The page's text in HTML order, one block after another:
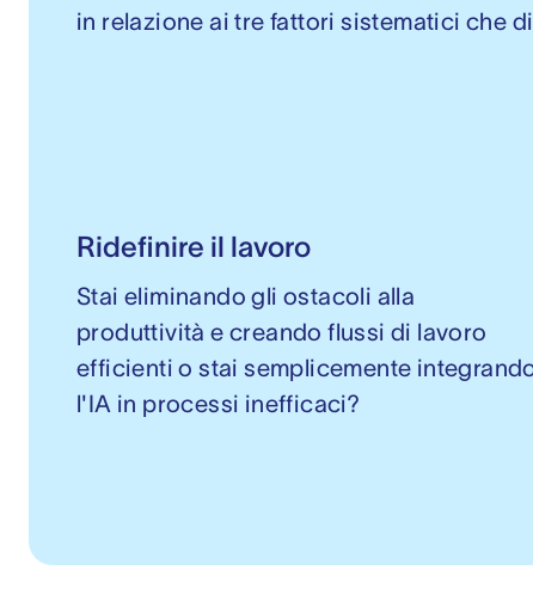
in relazione ai tre fattori sistematici che
Ridefinire il lavoro
Stai eliminando gli ostacoli alla
produttività e creando flussi di lavoro
efficienti o stai semplicemente
l'IA in processi inefficaci?